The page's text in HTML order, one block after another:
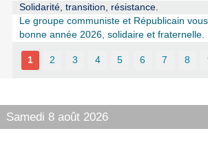
Solidarité, transition, résistance.
Le groupe communiste et Républicain
bonne année 2026, solidaire et fraternelle.
1 2 3 4 5 6 7 8
Samedi 8 août 2026